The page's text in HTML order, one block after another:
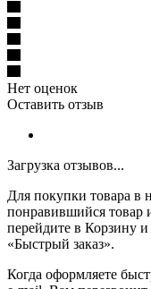
Нет оценок
Оставить отзыв
Загрузка отзывов...
Для покупки товара в
понравившийся товар
перейдите в Корзину
«Быстрый заказ».
Когда оформляете